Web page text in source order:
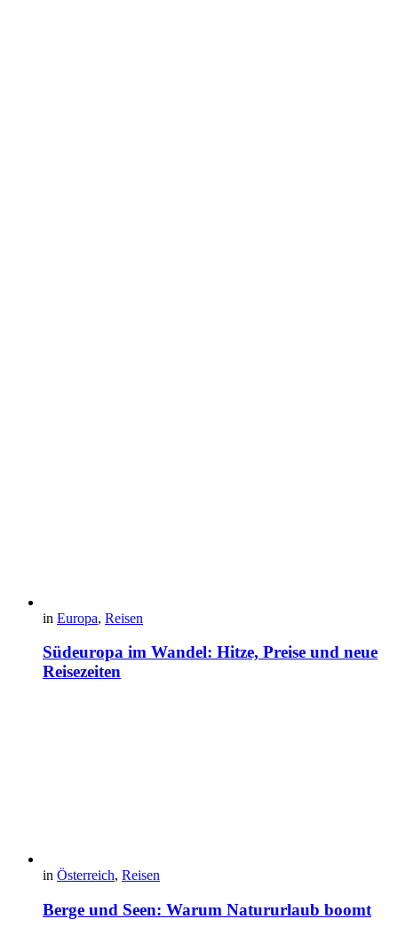
in Europa, Reisen
Südeuropa im Wandel: Hitze, Preise und neue
Reisezeiten
in Österreich, Reisen
Berge und Seen: Warum Natururlaub boomt